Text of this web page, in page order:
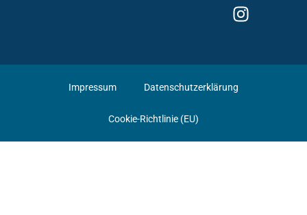
Impressum Datenschutzerklärung
Cookie-Richtlinie (EU)